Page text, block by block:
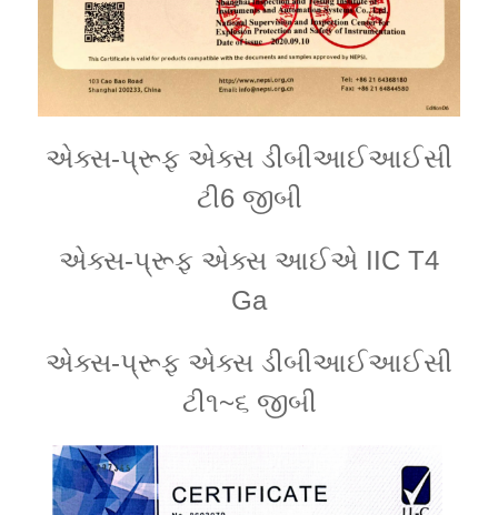
એક્સ-પ્રૂફ એક્સ ડીબીઆઈઆઈસી
ટી6 જીબી
એક્સ-પ્રૂફ એક્સ આઈએ IIC T4
Ga
એક્સ-પ્રૂફ એક્સ ડીબીઆઈઆઈસી
ટી૧~૬ જીબી